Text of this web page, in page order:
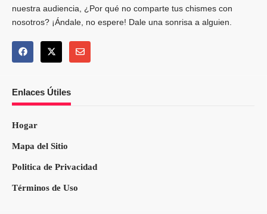
nuestra audiencia, ¿Por qué no comparte tus chismes con
nosotros? ¡Ándale, no espere! Dale una sonrisa a alguien.
Enlaces Útiles
Hogar
Mapa del Sitio
Politica de Privacidad
Términos de Uso